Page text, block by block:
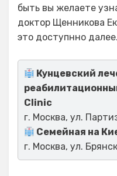
быть вы желаете
доктор Щенникова
это доступнно далее.
Кунцевский
Clinic
г. Москва, ул.
Семейная на
г. Москва, ул.